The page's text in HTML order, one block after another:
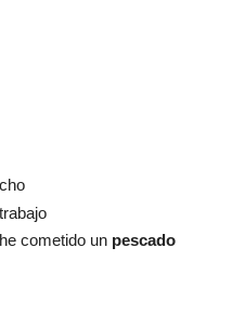
cometido un pescado